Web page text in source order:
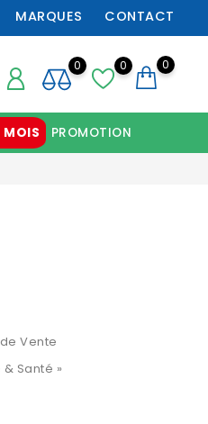
MARQUES CONTACT
0 0
0
MOIS PROMOTION
Vente
Santé »